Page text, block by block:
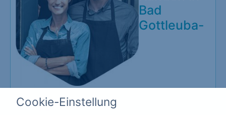
Bad
Gottleuba-
Berggießhübel
Cookie-Einstellung